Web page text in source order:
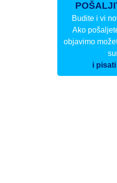
Budite i vi
Ako
objavimo
i